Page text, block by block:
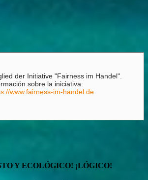
der Initiative "Fairness im Handel".
sobre la iniciativa:
www.fairness-im-handel.de
Y ECOLÓGICO! ¡LÓGICO!